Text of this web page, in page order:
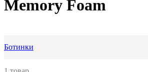
Memory Foam
Ботинки